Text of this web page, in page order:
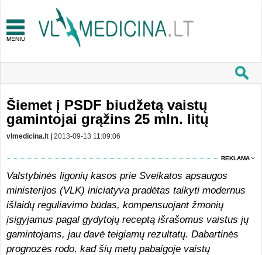
Šiemet į PSDF biudžetą vaistų
gamintojai grąžins 25 mln. litų
vlmedicina.lt | 2013-09-13 11:09:06
REKLAMA
Valstybinės ligonių kasos prie Sveikatos apsaugos
ministerijos (VLK) iniciatyva pradėtas taikyti modernus
išlaidų reguliavimo būdas, kompensuojant žmonių
įsigyjamus pagal gydytojų receptą išrašomus vaistus jų
gamintojams, jau davė teigiamų rezultatų. Dabartinės
prognozės rodo, kad šių metų pabaigoje vaistų